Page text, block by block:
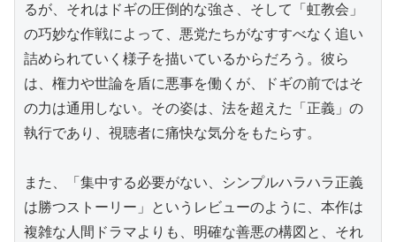
るが、それはドギの圧倒的な強さ、そして「虹教会」
の巧妙な作戦によって、悪党たちがなすすべなく追い
詰められていく様子を描いているからだろう。彼ら
は、権力や世論を盾に悪事を働くが、ドギの前ではそ
の力は通用しない。その姿は、法を超えた「正義」の
執行であり、視聴者に痛快な気分をもたらす。
また、「集中する必要がない、シンプルハラハラ正義
は勝つストーリー」というレビューのように、本作は
複雑な人間ドラマよりも、明確な善悪の構図と、それ